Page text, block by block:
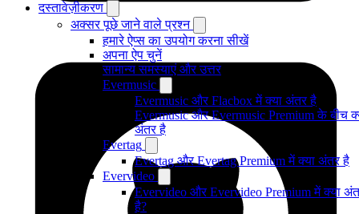
दस्तावेज़ीकरण
अक्सर पूछे जाने वाले प्रश्न
हमारे ऐप्स का उपयोग करना सीखें
अपना ऐप चुनें
सामान्य समस्याएं और उत्तर
Evermusic
Evermusic और Flacbox में क्या अंतर है
Evermusic और Evermusic Premium के बीच
अंतर है
Evertag
Evertag और Evertag Premium में क्या अंतर है
Evervideo
Evervideo और Evervideo Premium में क्या
है?